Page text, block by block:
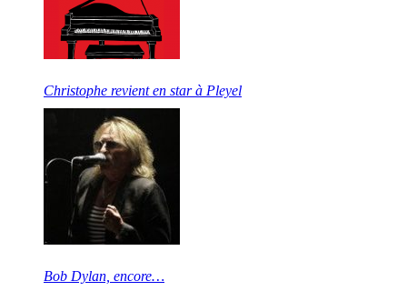
Christophe revient en star à Pleyel
Bob Dylan, encore…